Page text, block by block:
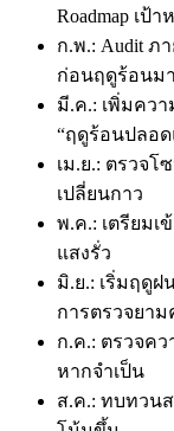
Roadmap เป้
ก.พ.: Audit ภ
ก่อนฤดูร้อนมา
มี.ค.: เพิ่มคว
“ฤดูร้อนปลอด
เม.ย.: ตรวจโ
เปลี่ยนกาว
พ.ค.: เตรียมเ
แสงรั่ว
มิ.ย.: เริ่มฤดูฝ
การตรวจยาม
ก.ค.: ตรวจค
หากจำเป็น
ส.ค.: ทบทวน